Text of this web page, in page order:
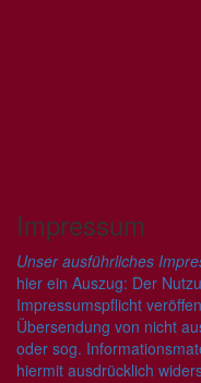
Impressum
Unser ausführliches
hier ein Auszug: Der
Impressumspflicht
Übersendung von nicht
oder sog.
hiermit ausdrücklich